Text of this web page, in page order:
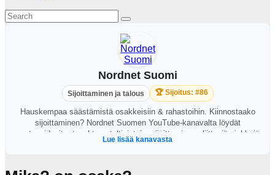
Nordnet Suomi
Sijoittaminen ja talous 🏆 Sijoitus: #86
Hauskempaa säästämistä osakkeisiin & rahastoihin. Kiinnostaako
sijoittaminen? Nordnet Suomen YouTube-kanavalta löydät
opetusvideoita, tapahtumataltiointeja, sijoittamiseen liittyviä vinkkejä
ja muita ajankohtaisia säästämiseen ja sijoittamiseen liittyviä
Lue lisää kanavasta